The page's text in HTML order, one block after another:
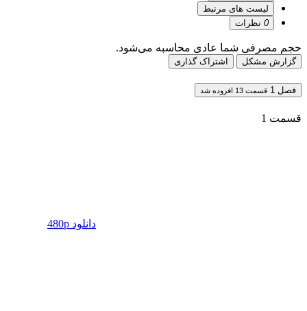
لیست های مرتبط
0 نظرات
حجم مصرفی شما عادی محاسبه می‌شود.
گزارش مشکل اشتراک گذاری
فصل 1 قسمت 13 افزوده شد
قسمت 1
دانلود 480p